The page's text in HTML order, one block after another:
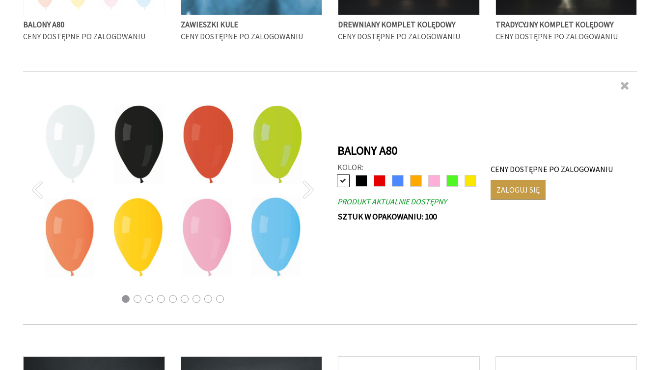
BALONY A80
CENY DOSTĘPNE PO ZALOGOWANIU
BALONY A80
KOLOR:
PRODUKT AKTUALNIE DOSTĘPNY
SZTUK W OPAKOWANIU: 100
CENY DOSTĘPNE PO ZALOGOWANIU
ZALOGUJ SIĘ
ZAWIESZKI KULE
CENY DOSTĘPNE PO ZALOGOWANIU
DREWNIANY KOMPLET KOLĘDOWY
CENY DOSTĘPNE PO ZALOGOWANIU
TRADYCYJNY KOMPLET KOLĘDOWY
CENY DOSTĘPNE PO ZALOGOWANIU